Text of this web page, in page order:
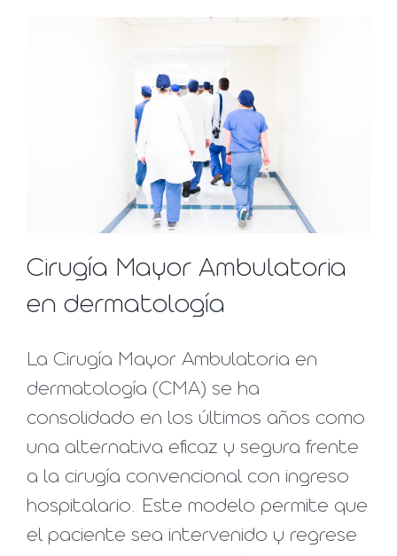
Cirugía Mayor Ambulatoria
en dermatología
La Cirugía Mayor Ambulatoria en
dermatología (CMA) se ha
consolidado en los últimos años como
una alternativa eficaz y segura frente
a la cirugía convencional con ingreso
hospitalario. Este modelo permite que
el paciente sea intervenido y regrese